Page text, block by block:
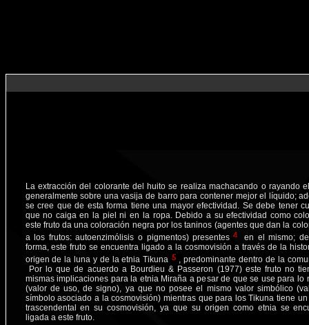
La extracción del colorante del huito se realiza machacando o rayando
generalmente sobre una vasija de barro para contener mejor el líquido;
se cree que de esta forma tiene una mayor efectividad. Se debe tener
que no caiga en la piel ni en la ropa. Debido a su efectividad como
este fruto da una coloración negra por los taninos (agentes que dan la
a los frutos: autoenzimólisis o pigmentos) presentes
en el mismo;
forma, este fruto se encuentra ligado a la cosmovisión a través de la
origen de la luna y de la etnia Tikuna
, predominante dentro de la
Por lo que de acuerdo a Bourdieu & Passeron (1977) este fruto no
mismas implicaciones para la etnia Miraña a pesar de que se use para lo
(valor de uso, de signo), ya que no posee el mismo valor simbólico
símbolo asociado a la cosmovisión) mientras que para los Tikuna tiene
trascendental en su cosmovisión, ya que su origen como etnia se
ligada a este fruto.